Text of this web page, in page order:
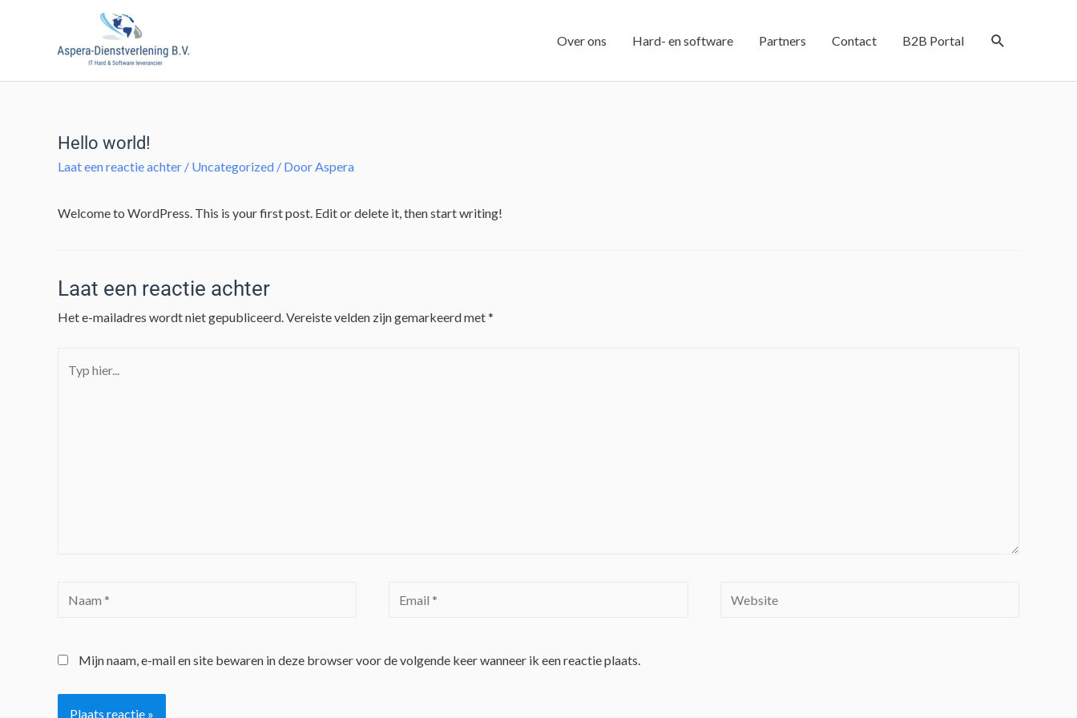
Over ons Hard- en software Partners Contact B2B Portal
Hello world!
Laat een reactie achter / Uncategorized / DoorAspera
Welcome to WordPress. This is your first post. Edit or delete it, then start writing!
Laat een reactie achter
Het e-mailadres wordt niet gepubliceerd.Vereiste velden zijn gemarkeerd met*
Mijn naam, e-mail en site bewaren in deze browser voor de volgende keer wanneer ik een reactie plaats.